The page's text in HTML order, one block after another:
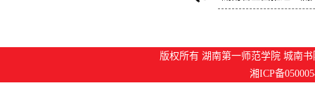
版权所有 湖南第一师范学院 城南
湘ICP备